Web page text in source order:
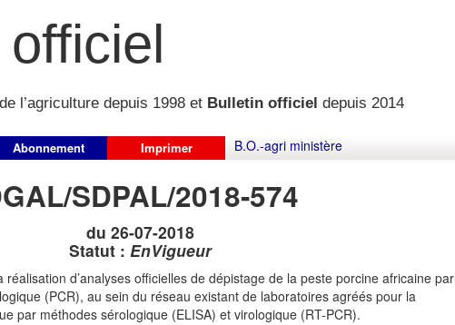
l’agriculture depuis 1998 et Bulletin officiel depuis 2014
Abonnement Imprimer B.O.-agri ministère
SDPAL/2018-574
du 26-07-2018
Statut : EnVigueur
d’analyses officielles de dépistage de la peste porcine africaine par
(PCR), au sein du réseau existant de laboratoires agréés pour la
par méthodes sérologique (ELISA) et virologique (RT-PCR).